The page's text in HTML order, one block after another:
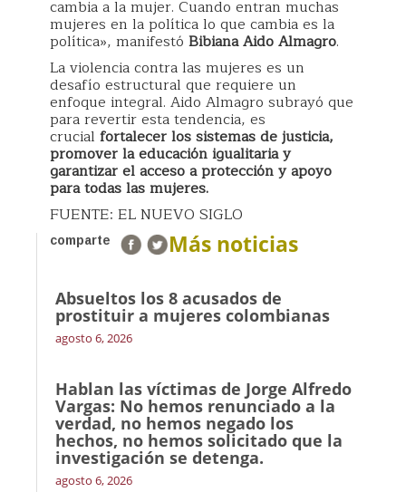
cambia a la mujer. Cuando entran muchas
mujeres en la política lo que cambia es la
política», manifestó Bibiana Aido Almagro.
La violencia contra las mujeres es un
desafío estructural que requiere un
enfoque integral. Aido Almagro subrayó que
para revertir esta tendencia, es
crucial fortalecer los sistemas de justicia,
promover la educación igualitaria y
garantizar el acceso a protección y apoyo
para todas las mujeres.
FUENTE: EL NUEVO SIGLO
comparte Más noticias
Absueltos los 8 acusados de
prostituir a mujeres colombianas
agosto 6, 2026
Hablan las víctimas de Jorge Alfredo
Vargas: No hemos renunciado a la
verdad, no hemos negado los
hechos, no hemos solicitado que la
investigación se detenga.
agosto 6, 2026